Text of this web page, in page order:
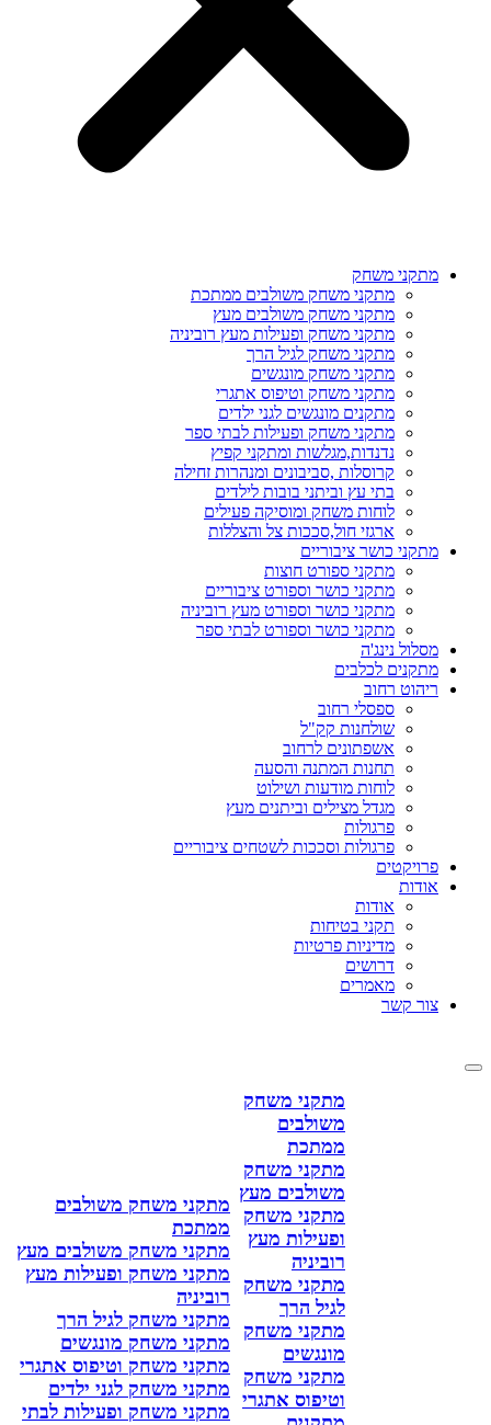
מתקני משחק
מתקני משחק משולבים ממתכת
מתקני משחק משולבים מעץ
מתקני משחק ופעילות מעץ רוביניה
מתקני משחק לגיל הרך
מתקני משחק מונגשים
מתקני משחק וטיפוס אתגרי
מתקנים מונגשים לגני ילדים
מתקני משחק ופעילות לבתי ספר
נדנדות,מגלשות ומתקני קפיץ
קרוסלות ,סביבונים ומנהרות זחילה
בתי עץ וביתני בובות לילדים
לוחות משחק ומוסיקה פעילים
ארגזי חול,סככות צל והצללות
מתקני כושר ציבוריים
מתקני ספורט חוצות
מתקני כושר וספורט ציבוריים
מתקני כושר וספורט מעץ רוביניה
מתקני כושר וספורט לבתי ספר
מסלול נינג'ה
מתקנים לכלבים
ריהוט רחוב
ספסלי רחוב
שולחנות קק"ל
אשפתונים לרחוב
תחנות המתנה והסעה
לוחות מודעות ושילוט
מגדל מצילים וביתנים מעץ
פרגולות
פרגולות וסככות לשטחים ציבוריים
פרויקטים
אודות
אודות
תקני בטיחות
מדיניות פרטיות
דרושים
מאמרים
צור קשר
מתקני משחק
משולבים
ממתכת
מתקני משחק
משולבים מעץ
מתקני משחק
ופעילות מעץ
רוביניה
מתקני משחק
לגיל הרך
מתקני משחק
מונגשים
מתקני משחק
וטיפוס אתגרי
מתקני משחק משולבים
ממתכת
מתקני משחק משולבים מעץ
מתקני משחק ופעילות מעץ
רוביניה
מתקני משחק לגיל הרך
מתקני משחק מונגשים
מתקני משחק וטיפוס אתגרי
מתקני משחק לגני ילדים
מתקני משחק ופעילות לבתי